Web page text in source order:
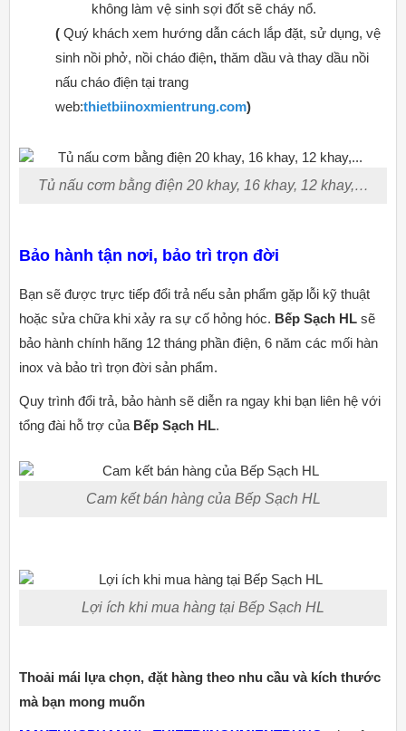
không làm vệ sinh sợi đốt sẽ cháy nổ.
( Quý khách xem hướng dẫn cách lắp đặt, sử dụng, vệ
sinh nồi phở, nồi cháo điện, thăm dầu và thay dầu nồi
nấu cháo điện tại trang
web:thietbiinoxmientrung.com)
Tủ nấu cơm bằng điện 20 khay, 16 khay, 12 khay,…
Bảo hành tận nơi, bảo trì trọn đời
Bạn sẽ được trực tiếp đổi trả nếu sản phẩm gặp lỗi kỹ thuật
hoặc sửa chữa khi xảy ra sự cố hỏng hóc. Bếp Sạch HL sẽ
bảo hành chính hãng 12 tháng phần điện, 6 năm các mối hàn
inox và bảo trì trọn đời sản phẩm.
Quy trình đổi trả, bảo hành sẽ diễn ra ngay khi bạn liên hệ với
tổng đài hỗ trợ của Bếp Sạch HL.
Cam kết bán hàng của Bếp Sạch HL
Lợi ích khi mua hàng tại Bếp Sạch HL
Thoải mái lựa chọn, đặt hàng theo nhu cầu và kích thước
mà bạn mong muốn